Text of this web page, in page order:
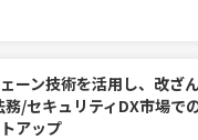
ーン技術を活用し、改ざ
/セキュリティDX市場で
アップ